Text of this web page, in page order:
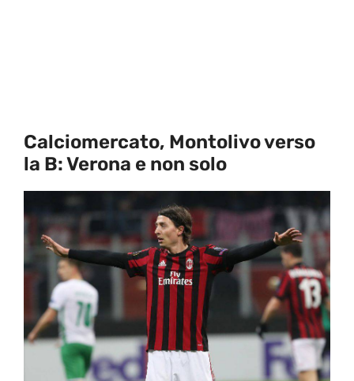
Calciomercato, Montolivo verso
la B: Verona e non solo